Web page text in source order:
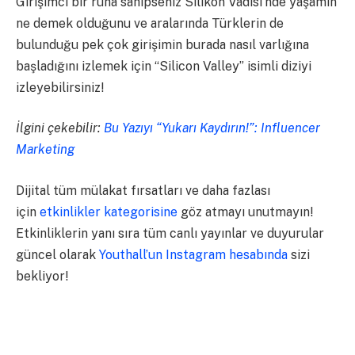
ne demek olduğunu ve aralarında Türklerin de
bulunduğu pek çok girişimin burada nasıl varlığına
başladığını izlemek için “Silicon Valley” isimli diziyi
izleyebilirsiniz!
İlgini çekebilir: Bu Yazıyı “Yukarı Kaydırın!”: Influencer
Marketing
Dijital tüm mülakat fırsatları ve daha fazlası
için etkinlikler kategorisine göz atmayı unutmayın!
Etkinliklerin yanı sıra tüm canlı yayınlar ve duyurular
güncel olarak Youthall’un Instagram hesabında sizi
bekliyor!